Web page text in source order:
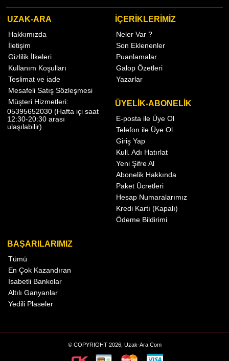
UZAK-ARA
Hakkımızda
İletişim
Gizlilik İlkeleri
Kullanım Koşulları
Teslimat ve iade
Mesafeli Satış Sözleşmesi
Müşteri Hizmetleri:
05395652030 (Hafta içi saat
12:30-20:30 arası
ulaşılabilir)
İÇERİKLERİMİZ
Neler Var ?
Son Eklenenler
Puanlamalar
Galop Özetleri
Yazarlar
ÜYELİK-ABONELİK
E-posta ile Üye Ol
Telefon ile Üye Ol
Giriş Yap
Kull. Adı Hatırlat
Yeni Şifre Al
Abonelik Hakkında
Paket Ücretleri
Hesap Numaralarımız
Kredi Kartı (Kapalı)
Ödeme Bildirimi
BAŞARILARIMIZ
Tümü
En Çok Kazandıran
İsabetli Bankolar
Altılı Ganyanlar
Yedili Plaseler
© COPYRIGHT 2026, Uzak-Ara.Com